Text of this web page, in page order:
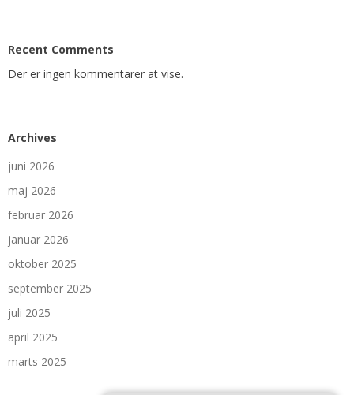
Recent Comments
Der er ingen kommentarer at vise.
Archives
juni 2026
maj 2026
februar 2026
januar 2026
oktober 2025
september 2025
juli 2025
april 2025
marts 2025